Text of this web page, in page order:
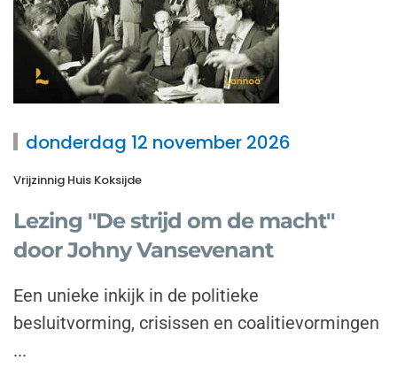
donderdag 12 november 2026
Vrijzinnig Huis Koksijde
Lezing "De strijd om de macht"
door Johny Vansevenant
Een unieke inkijk in de politieke
besluitvorming, crisissen en coalitievormingen
...